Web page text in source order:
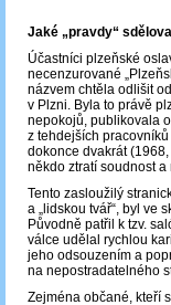
Jaké „pravdy“
Účastníci plzeňské
necenzurované
názvem chtěla odlišit
v Plzni. Byla to právě
nepokojů, publikovala
z tehdejších
dokonce dvakrát
někdo ztratí soudnost a
Tento zasloužilý
a „lidskou tvář“, byl ve
Původně patřil k tzv.
válce udělal rychlou
jeho odsouzením a
na nepostradatelného
Zejména občané, kteří